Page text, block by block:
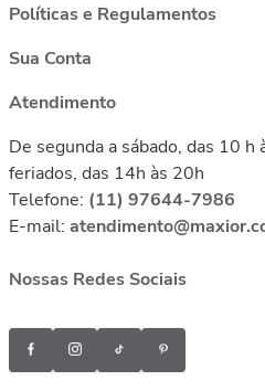
Políticas e Regulamentos
Sua Conta
Atendimento
De segunda a sábado, das 10
feriados, das 14h às 20h
Telefone: (11) 97644-7986
E-mail:
Nossas Redes Sociais